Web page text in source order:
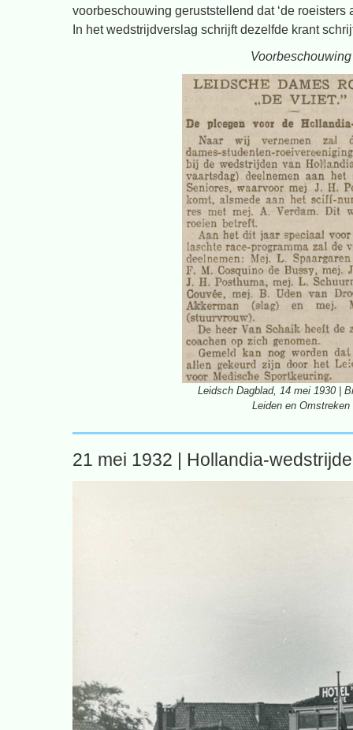
voorbeschouwing geruststellend dat ‘de
In het wedstrijdverslag schrijft dezelfde krant
Voorbeschouwing
Leidsch Dagblad, 14 mei 1930 |
Leiden en Omstreken
21 mei 1932 | Hollandia-